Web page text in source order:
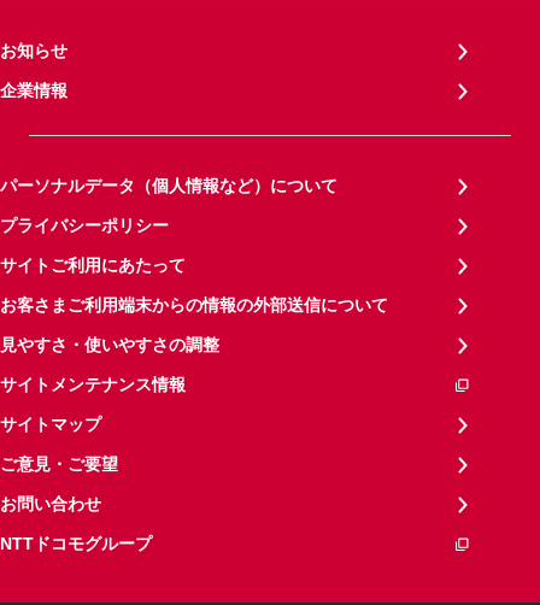
お知らせ
企業情報
パーソナルデータ（個人情報など）について
プライバシーポリシー
サイトご利用にあたって
お客さまご利用端末からの情報の外部送信について
見やすさ・使いやすさの調整
サイトメンテナンス情報
サイトマップ
ご意見・ご要望
お問い合わせ
NTTドコモグループ